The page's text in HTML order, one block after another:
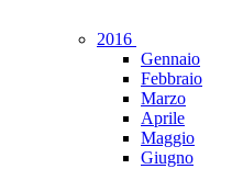
2016
Gennaio
Febbraio
Marzo
Aprile
Maggio
Giugno